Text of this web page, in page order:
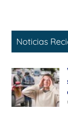
Noticias